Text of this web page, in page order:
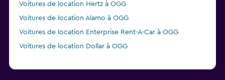
Voitures de location Hertz à OGG
Voitures de location Alamo à OGG
Voitures de location Enterprise Rent-A-Car à OGG
Voitures de location Dollar à OGG